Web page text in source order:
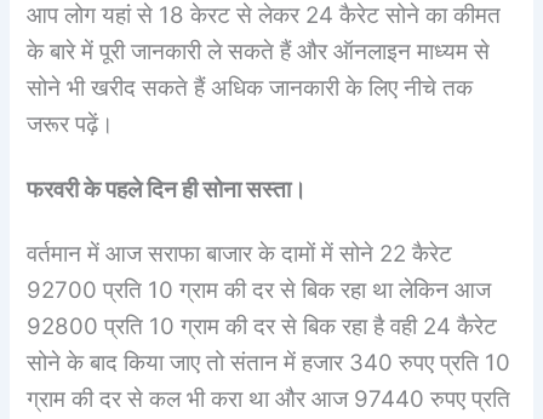
आप लोग यहां से 18 केरट से लेकर 24 कैरेट सोने का कीमत
के बारे में पूरी जानकारी ले सकते हैं और ऑनलाइन माध्यम से
सोने भी खरीद सकते हैं अधिक जानकारी के लिए नीचे तक
जरूर पढ़ें।
फरवरी के पहले दिन ही सोना सस्ता।
वर्तमान में आज सराफा बाजार के दामों में सोने 22 कैरेट
92700 प्रति 10 ग्राम की दर से बिक रहा था लेकिन आज
92800 प्रति 10 ग्राम की दर से बिक रहा है वही 24 कैरेट
सोने के बाद किया जाए तो संतान में हजार 340 रुपए प्रति 10
ग्राम की दर से कल भी करा था और आज 97440 रुपए प्रति